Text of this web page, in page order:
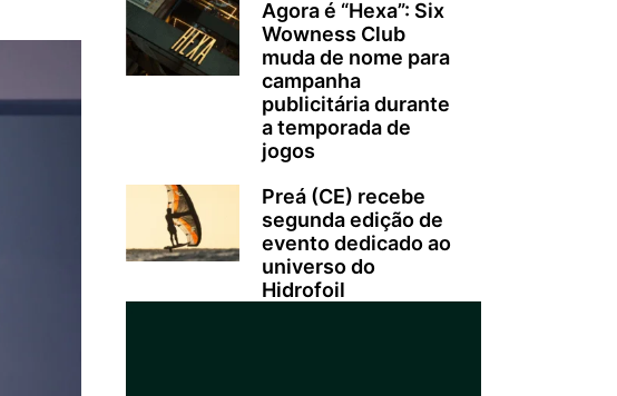
Agora é “Hexa”: Six
Wowness Club
muda de nome para
campanha
publicitária durante
a temporada de
jogos
Preá (CE) recebe
segunda edição de
evento dedicado ao
universo do
Hidrofoil